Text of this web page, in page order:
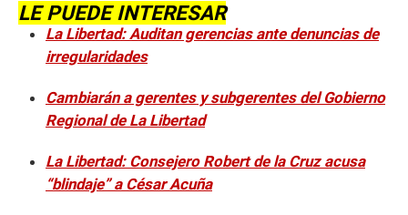
LE PUEDE INTERESAR
La Libertad: Auditan gerencias ante denuncias de
irregularidades
Cambiarán a gerentes y subgerentes del Gobierno
Regional de La Libertad
La Libertad: Consejero Robert de la Cruz acusa
“blindaje” a César Acuña